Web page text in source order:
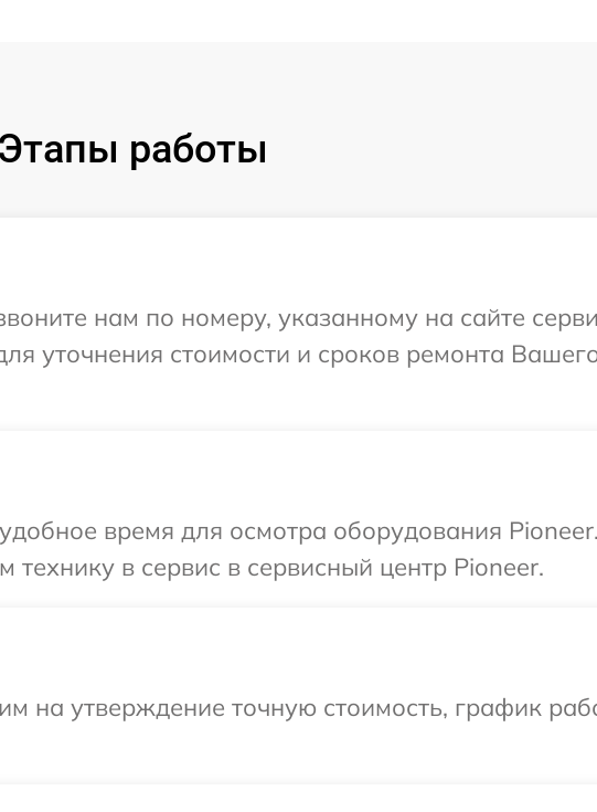
Этапы работы
нам по номеру, указанному на сайте
уточнения стоимости и сроков ремонта
время для осмотра оборудования
в сервис в сервисный центр Pioneer.
на утверждение точную стоимость, график